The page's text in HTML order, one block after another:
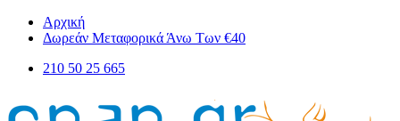
Αρχική
Δωρεάν Μεταφορικά Άνω Των €40
210 50 25 665